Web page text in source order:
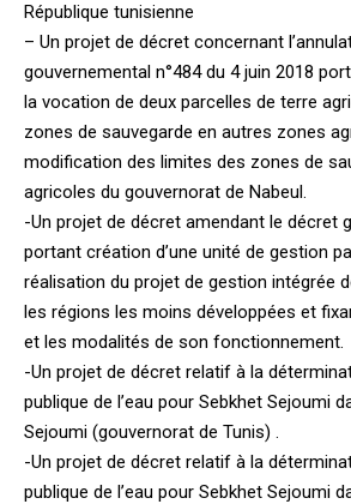
République tunisienne
– Un projet de décret concernant
gouvernemental n°484 du 4 juin 2018
la vocation de deux parcelles de terre
zones de sauvegarde en autres zones
modification des limites des zones de
agricoles du gouvernorat de Nabeul.
-Un projet de décret amendant le décret
portant création d’une unité de gestion
réalisation du projet de gestion intégrée
les régions les moins développées et
et les modalités de son fonctionnement.
-Un projet de décret relatif à la
publique de l’eau pour Sebkhet Sejoumi
Sejoumi (gouvernorat de Tunis) .
-Un projet de décret relatif à la
publique de l’eau pour Sebkhet Sejoumi